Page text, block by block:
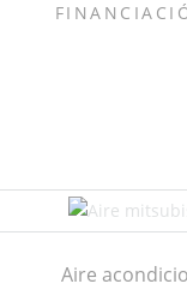
Aire